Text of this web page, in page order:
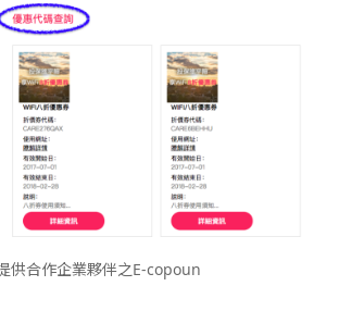
供合作企業夥伴之E-copoun